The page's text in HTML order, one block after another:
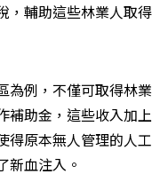
，輔助這些林業人取
為例，不僅可取得林
補助金，這些收入加
得原本無人管理的人
新血注入。